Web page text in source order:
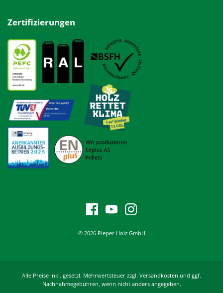
Zertifizierungen
© 2026 Pieper Holz GmbH
Alle Preise inkl. gesetzl. Mehrwertsteuer zzgl. Versandkosten und ggf.
Nachnahmegebühren, wenn nicht anders angegeben.